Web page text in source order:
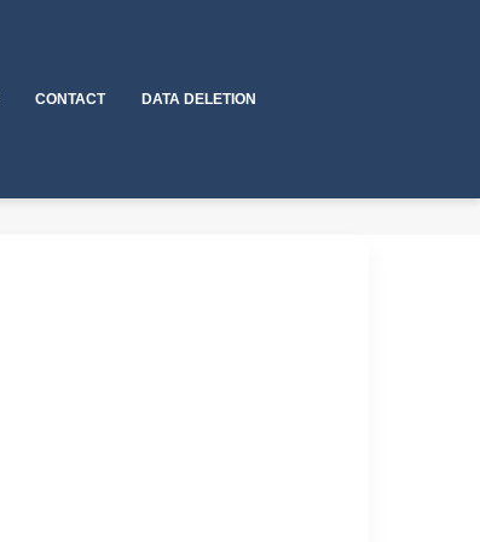
CONTACT DATA DELETION